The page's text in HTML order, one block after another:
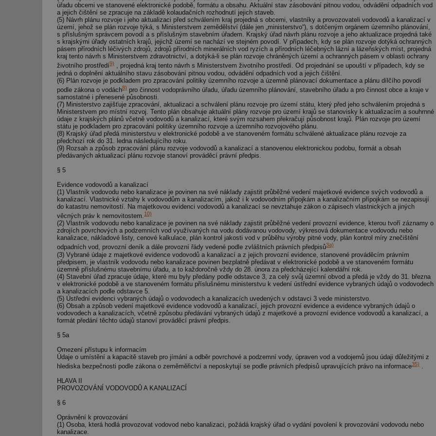
úřadu obcemi ve stanovené elektronické podobě, formátu a obsahu. Aktuální stav zásobování pitnou vodou, odvádění odpadních vod
a jejich čištění se zpracuje na základě kolaudačních rozhodnutí jejich staveb.
(5) Návrh plánu rozvoje i jeho aktualizaci před schválením kraj projedná s obcemi, vlastníky a provozovateli vodovodů a kanalizací v
území, jehož se plán rozvoje týká, s Ministerstvem zemědělství (dále jen „ministerstvo“), s dotčeným orgánem územního plánování,
s příslušným správcem povodí a s příslušným stavebním úřadem. Krajský úřad návrh plánu rozvoje a jeho aktualizace projedná také
s krajskými úřady ostatních krajů, jejichž území se nachází ve stejném povodí. V případech, kdy se plán rozvoje dotýká ochranných
pásem přírodních léčivých zdrojů, zdrojů přírodních minerálních vod ryzích a přírodních léčebných lázní a lázeňských míst, projedná
kraj tento návrh s Ministerstvem zdravotnictví, a dotýká-li se plán rozvoje chráněných území a ochranných pásem v oblasti ochrany
životního prostředí9) , projedná kraj tento návrh s Ministerstvem životního prostředí. Od projednání se upouští v případech, kdy se
jedná o doplnění aktuálního stavu zásobování pitnou vodou, odvádění odpadních vod a jejich čištění.
(6) Plán rozvoje je podkladem pro zpracování politiky územního rozvoje a územně plánovací dokumentace a plánu dílčího povodí
podle zákona o vodách8) pro činnost vodoprávního úřadu, úřadu územního plánování, stavebního úřadu a pro činnost obce a kraje v
samostatné i přenesené působnosti.
(7) Ministerstvo zajišťuje zpracování, aktualizaci a schválení plánu rozvoje pro území státu, který před jeho schválením projedná s
Ministerstvem pro místní rozvoj. Tento plán obsahuje aktuální plány rozvoje pro území krajů se stanovisky k aktualizacím a souhrnné
údaje z krajských plánů včetně vodovodů a kanalizací, které svým rozsahem překračují působnost krajů. Plán rozvoje pro území
státu je podkladem pro zpracování politiky územního rozvoje a územního rozvojového plánu.
(8) Krajský úřad předá ministerstvu v elektronické podobě a ve stanoveném formátu schválené aktualizace plánu rozvoje za
předchozí rok do 31. ledna následujícího roku.
(9) Rozsah a způsob zpracování plánu rozvoje vodovodů a kanalizací a stanovenou elektronickou podobu, formát a obsah
předávaných aktualizací plánu rozvoje stanoví prováděcí právní předpis.
§ 5
Evidence vodovodů a kanalizací
(1) Vlastník vodovodu nebo kanalizace je povinen na své náklady zajistit průběžné vedení majetkové evidence svých vodovodů a
kanalizací. Vlastnické vztahy k vodovodům a kanalizacím, jakož i k vodovodním přípojkám a kanalizačním přípojkám se nezapisují
do katastru nemovitostí. Na majetkovou evidenci vodovodů a kanalizací se nevztahuje zákon o zápisech vlastnických a jiných
věcných práv k nemovitostem.10)
(2) Vlastník vodovodu nebo kanalizace je povinen na své náklady zajistit průběžné vedení provozní evidence, kterou tvoří záznamy o
zdrojích povrchových a podzemních vod využívaných na vodu dodávanou vodovody, výkresová dokumentace vodovodu nebo
kanalizace, nákladové listy, cenové kalkulace, plán kontrol jakosti vod v průběhu výroby pitné vody, plán kontrol míry znečištění
odpadních vod, provozní deník a dále provozní řády vedené podle zvláštních právních předpisů3a)
(3) Vybrané údaje z majetkové evidence vodovodů a kanalizací a z jejich provozní evidence, stanovené prováděcím právním
předpisem, je vlastník vodovodu nebo kanalizace povinen bezplatně předávat v elektronické podobě a ve stanoveném formátu
územně příslušnému stavebnímu úřadu, a to každoročně vždy do 28. února za předcházející kalendářní rok.
(4) Stavební úřad zpracuje údaje, které mu byly předány podle odstavce 3, za celý svůj územní obvod a předá je vždy do 31. března
v elektronické podobě a ve stanoveném formátu příslušnému ministerstvu k vedení ústřední evidence vybraných údajů o vodovodech
a kanalizacích podle odstavce 5.
(5) Ústřední evidenci vybraných údajů o vodovodech a kanalizacích uvedených v odstavci 3 vede ministerstvo.
(6) Obsah a způsob vedení majetkové evidence vodovodů a kanalizací, jejich provozní evidence a evidence vybraných údajů o
vodovodech a kanalizacích, včetně způsobu předávání vybraných údajů z majetkové a provozní evidence vodovodů a kanalizací, a
formát předání těchto údajů stanoví prováděcí právní předpis.
§ 5a
Omezení přístupu k informacím
Údaje o umístění a kapacitě staveb pro jímání a odběr povrchové a podzemní vody, úpraven vod a vodojemů jsou údaji důležitými z
hlediska bezpečnosti podle zákona o zeměměřictví a neposkytují se podle právních předpisů upravujících právo na informace35) .
HLAVA II
PROVOZOVÁNÍ VODOVODŮ A KANALIZACÍ
§ 6
Oprávnění k provozování
(1) Osoba, která hodlá provozovat vodovod nebo kanalizaci, požádá krajský úřad o vydání povolení k provozování vodovodu nebo
kanalizace.
g_csrf_token
.forum.tzb-
info.cz
prohlížeče
id
konference.tzb-
info.cz
1 rok Tento soubor cookie se používá k
_hjAbsoluteSessionInProgress
Hotjar Ltd
.tzb-info.cz
29 minut
59 sekund
Soubor cookie je nastaven tak, aby
začátek cesty uživatele pro celkový počet
žádné identifikovatelné informace.
id
vetrani.tzb-
info.cz
10 let Tento soubor cookie se používá k
_hjIncludedInSessionSample
Hotjar Ltd
elektro.tzb-
info.cz
1 minuta
59 sekund
Tento soubor cookie je nastaven tak,
o tom, zda je tento návštěvník zahrnut
definovaného denním limitem relace
mv
Airtable
.tzb-info.cz
2 měsíce 4
týdny
Tento soubor cookie se používá ke
interakcí a výkonu v rámci vložených
usnadnění uživatelských preferencí a
názorech.
info.cz
_hjFirstSeen
Hotjar Ltd
29 minut
Soubor cookie je nastaven tak, aby
žádné identifikovatelné informace.
id
forum.tzb-
info.cz
1 rok Tento soubor cookie se používá k
_hjIncludedInSessionSample
Hotjar Ltd
vetrani.tzb-
info.cz
1 minuta
59 sekund
Tento soubor cookie je nastaven tak,
o tom, zda je tento návštěvník zahrnut
definovaného denním limitem relace
id
voda.tzb-
10 let Tento soubor cookie se používá k
id
kalkulator.tzb-
info.cz
1 rok Tento soubor cookie se používá k
definovaného denním limitem relace
_dc_gtm_UA-5901706-1
.tzb-info.cz 58 sekund
Tento soubor cookie je přidružen k
info.cz